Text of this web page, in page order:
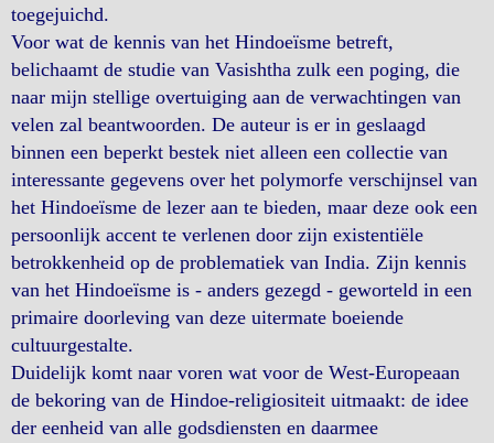
toegejuichd.
Voor wat de kennis van het Hindoeïsme betreft,
belichaamt de studie van Vasishtha zulk een poging, die
naar mijn stellige overtuiging aan de verwachtingen van
velen zal beantwoorden. De auteur is er in geslaagd
binnen een beperkt bestek niet alleen een collectie van
interessante gegevens over het polymorfe verschijnsel van
het Hindoeïsme de lezer aan te bieden, maar deze ook een
persoonlijk accent te verlenen door zijn existentiële
betrokkenheid op de problematiek van India. Zijn kennis
van het Hindoeïsme is - anders gezegd - geworteld in een
primaire doorleving van deze uitermate boeiende
cultuurgestalte.
Duidelijk komt naar voren wat voor de West-Europeaan
de bekoring van de Hindoe-religiositeit uitmaakt: de idee
der eenheid van alle godsdiensten en daarmee